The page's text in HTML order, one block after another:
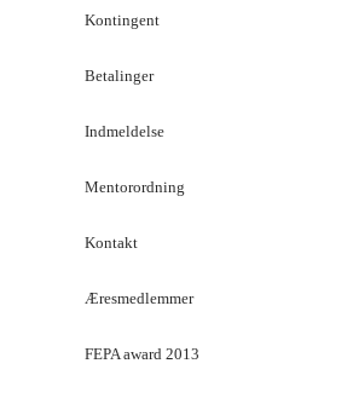
Kontingent
Betalinger
Indmeldelse
Mentorordning
Kontakt
Æresmedlemmer
FEPA award 2013